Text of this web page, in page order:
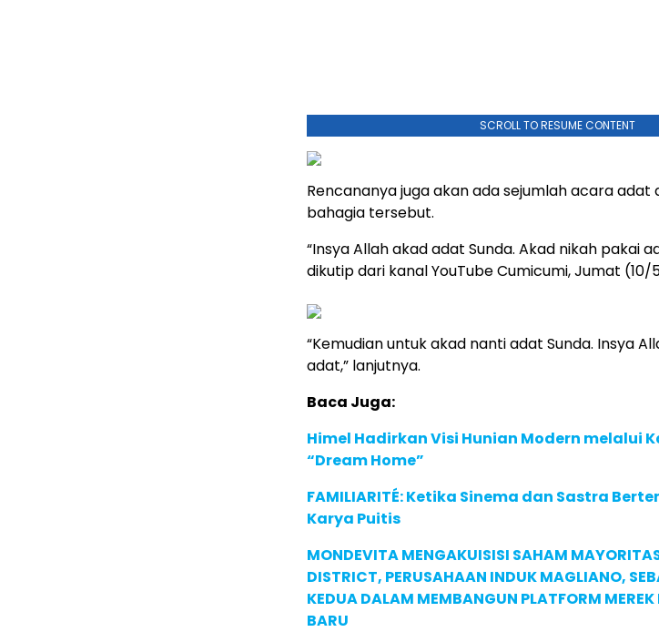
SCROLL TO RESUME CONTENT
Rencananya juga akan ada sejumlah acara
bahagia tersebut.
“Insya Allah akad adat Sunda. Akad nikah pakai
dikutip dari kanal YouTube Cumicumi, Jumat
“Kemudian untuk akad nanti adat Sunda. Insya
adat,” lanjutnya.
Baca Juga:
Himel Hadirkan Visi Hunian Modern melalui
“Dream Home”
FAMILIARITÉ: Ketika Sinema dan Sastra
Karya Puitis
MONDEVITA MENGAKUISISI SAHAM
DISTRICT, PERUSAHAAN INDUK MAGLIANO,
KEDUA DALAM MEMBANGUN PLATFORM
BARU